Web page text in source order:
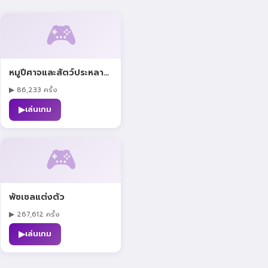
🎮
หมูปีศาจและสัตว์ประหลาดครองเมือง
▶ 86,233 ครั้ง
▶เล่นเกม
🎮
พัซเซลแต่งตัว
▶ 267,612 ครั้ง
▶เล่นเกม